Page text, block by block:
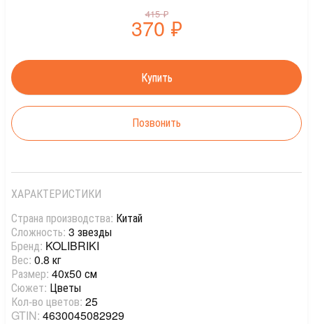
415₽
370 ₽
Позвонить
ХАРАКТЕРИСТИКИ
Страна производства: Китай
Сложность: 3 звезды
Бренд: KOLIBRIKI
Вес: 0.8 кг
Размер: 40х50 см
Сюжет: Цветы
Кол-во цветов: 25
GTIN: 4630045082929